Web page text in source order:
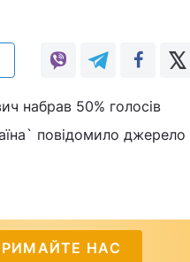
набрав 50% голосів
повідомило джерело
НАС